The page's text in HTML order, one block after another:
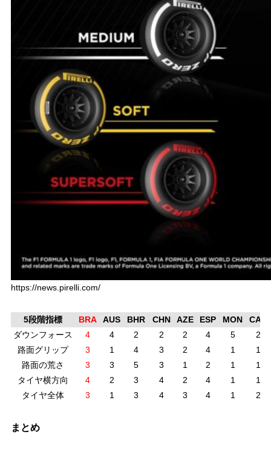
https://news.pirelli.com/
5段階指標 BRA AUS BHR CHN AZE ESP MON
CAN
ダウンフォース
4 4 2 2 2 4 5
2
路面グリップ
3 1 4 3 2 4 1
1
路面の荒さ
3 3 5 3 1 2 1
1
タイヤ横方向
4 2 3 4 2 4 1
1
タイヤ全体
3 1 3 4 3 4 1 2
まとめ